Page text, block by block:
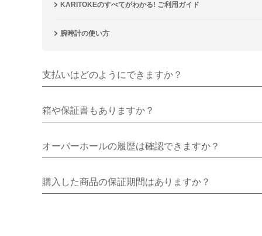
KARITOKEのすべてがわかる! ご利用ガイド
腕時計の使い方
支払いはどのようにできますか？
箱や保証書もありますか？
オーバーホールの履歴は確認できますか？
購入した商品の保証期間はありますか？